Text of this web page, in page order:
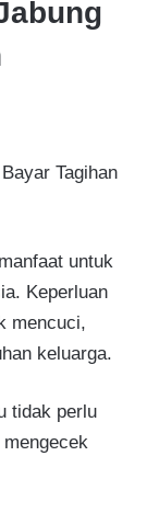
Tagihan
untuk
Keperluan
mencuci,
keluarga.
tidak perlu